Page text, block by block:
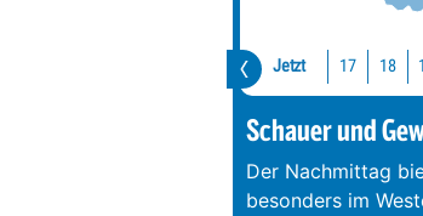
Jetzt 17 18
Schauer und
Der Nachmittag
besonders im